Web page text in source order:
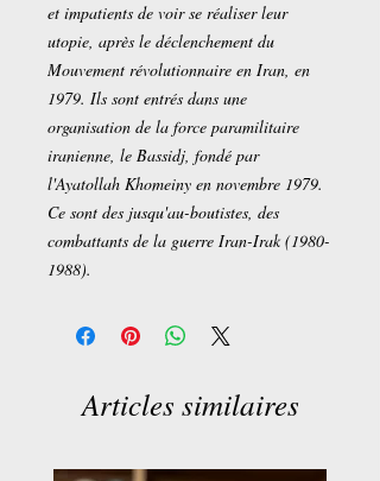
et impatients de voir se réaliser leur
utopie, après le déclenchement du
Mouvement révolutionnaire en Iran, en
1979. Ils sont entrés dans une
organisation de la force paramilitaire
iranienne, le Bassidj, fondé par
l'Ayatollah Khomeiny en novembre 1979.
Ce sont des jusqu'au-boutistes, des
combattants de la guerre Iran-Irak (1980-
1988).
Articles similaires